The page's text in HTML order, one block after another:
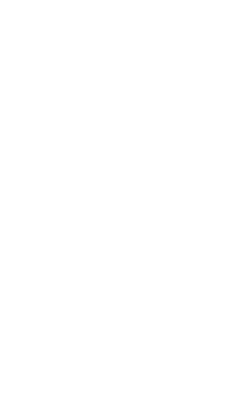
BAMBINO? IL METODO SHETTLES